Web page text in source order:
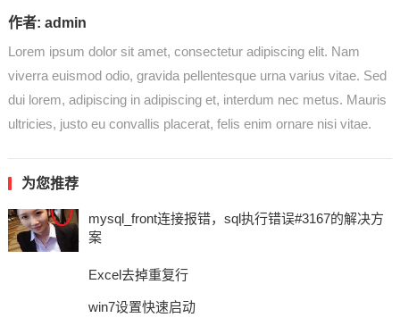
作者: admin
Lorem ipsum dolor sit amet, consectetur adipiscing elit. Nam
viverra euismod odio, gravida pellentesque urna varius vitae. Sed
dui lorem, adipiscing in adipiscing et, interdum nec metus. Mauris
ultricies, justo eu convallis placerat, felis enim ornare nisi vitae.
为您推荐
mysql_front连接报错，sql执行错误#3167的解决方
案
Excel去掉重复行
win7设置快速启动